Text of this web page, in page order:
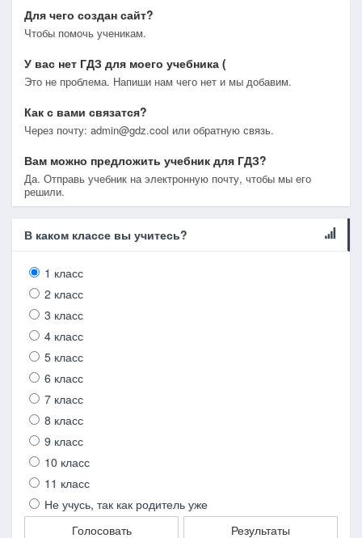
Для чего создан сайт?
Чтобы помочь ученикам.
У вас нет ГДЗ для моего учебника (
Это не проблема. Напиши нам чего нет и мы добавим.
Как с вами связатся?
Через почту: admin@gdz.cool или обратную связь.
Вам можно предложить учебник для ГДЗ?
Да. Отправь учебник на электронную почту, чтобы мы его
решили.
В каком классе вы учитесь?
1 класс
2 класс
3 класс
4 класс
5 класс
6 класс
7 класс
8 класс
9 класс
10 класс
11 класс
Не учусь, так как родитель уже
Голосовать
Результаты